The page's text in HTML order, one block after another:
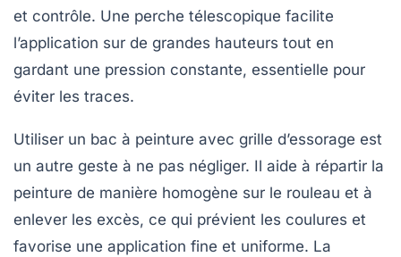
et contrôle. Une perche télescopique facilite
l’application sur de grandes hauteurs tout en
gardant une pression constante, essentielle pour
éviter les traces.
Utiliser un bac à peinture avec grille d’essorage est
un autre geste à ne pas négliger. Il aide à répartir la
peinture de manière homogène sur le rouleau et à
enlever les excès, ce qui prévient les coulures et
favorise une application fine et uniforme. La